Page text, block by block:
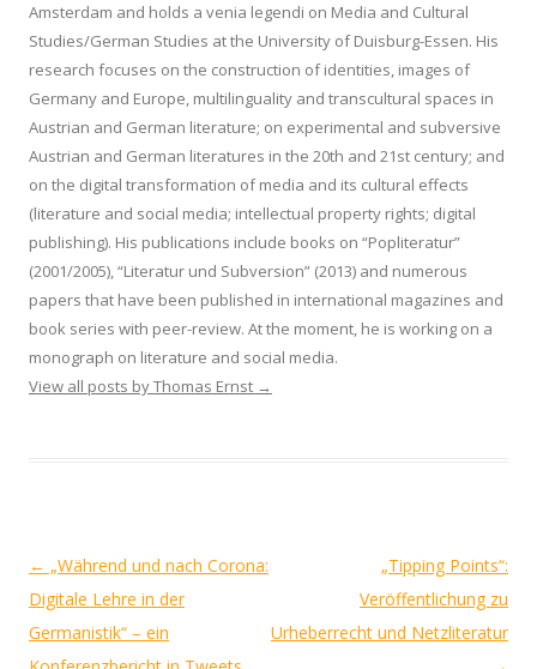
Amsterdam and holds a venia legendi on Media and Cultural
Studies/German Studies at the University of Duisburg-Essen. His
research focuses on the construction of identities, images of
Germany and Europe, multilinguality and transcultural spaces in
Austrian and German literature; on experimental and subversive
Austrian and German literatures in the 20th and 21st century; and
on the digital transformation of media and its cultural effects
(literature and social media; intellectual property rights; digital
publishing). His publications include books on “Popliteratur”
(2001/2005), “Literatur und Subversion” (2013) and numerous
papers that have been published in international magazines and
book series with peer-review. At the moment, he is working on a
monograph on literature and social media.
View all posts by Thomas Ernst →
Post
navigation
← „Während und nach Corona:
Digitale Lehre in der
Germanistik“ – ein
„Tipping Points“:
Veröffentlichung zu
Urheberrecht und Netzliteratur